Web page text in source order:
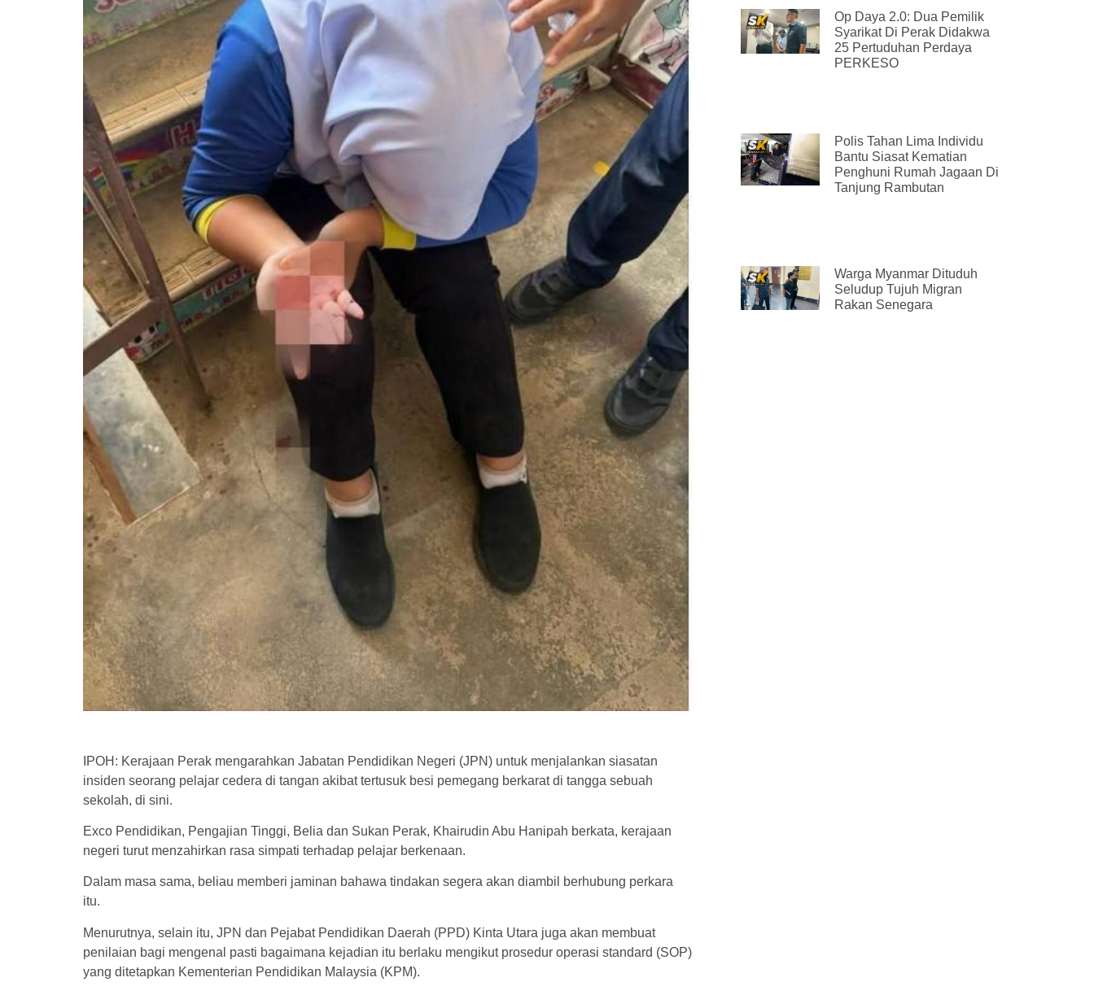
IPOH: Kerajaan Perak mengarahkan Jabatan Pendidikan Negeri (JPN) untuk menjalankan siasatan
insiden seorang pelajar cedera di tangan akibat tertusuk besi pemegang berkarat di tangga sebuah
sekolah, di sini.
Exco Pendidikan, Pengajian Tinggi, Belia dan Sukan Perak, Khairudin Abu Hanipah berkata, kerajaan
negeri turut menzahirkan rasa simpati terhadap pelajar berkenaan.
Dalam masa sama, beliau memberi jaminan bahawa tindakan segera akan diambil berhubung perkara
itu.
Menurutnya, selain itu, JPN dan Pejabat Pendidikan Daerah (PPD) Kinta Utara juga akan membuat
penilaian bagi mengenal pasti bagaimana kejadian itu berlaku mengikut prosedur operasi standard (SOP)
yang ditetapkan Kementerian Pendidikan Malaysia (KPM).
Op Daya 2.0: Dua Pemilik
Syarikat Di Perak Didakwa
25 Pertuduhan Perdaya
PERKESO
Polis Tahan Lima Individu
Bantu Siasat Kematian
Penghuni Rumah Jagaan Di
Tanjung Rambutan
Warga Myanmar Dituduh
Seludup Tujuh Migran
Rakan Senegara